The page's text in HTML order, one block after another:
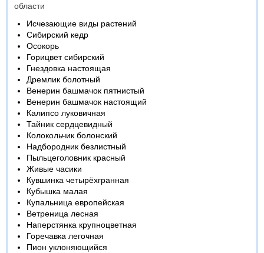
области
Исчезающие виды растений
Сибирский кедр
Осокорь
Горицвет сибирский
Гнездовка настоящая
Дремлик болотный
Венерин башмачок пятнистый
Венерин башмачок настоящий
Калипсо луковичная
Тайник сердцевидный
Колокольчик болонский
Надбородник безлистный
Пыльцеголовник красный
Живые часики
Кувшинка четырёхгранная
Кубышка малая
Купальница европейская
Ветреница лесная
Наперстянка крупноцветная
Горечавка легочная
Пион уклоняющийся